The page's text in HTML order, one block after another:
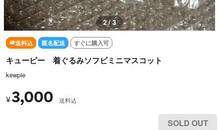
2 / 3
送料込 匿名配送 すぐに購入可
キューピー 着ぐるみソフビミニマスコット
kewpie
¥3,000 送料込
SOLD OUT